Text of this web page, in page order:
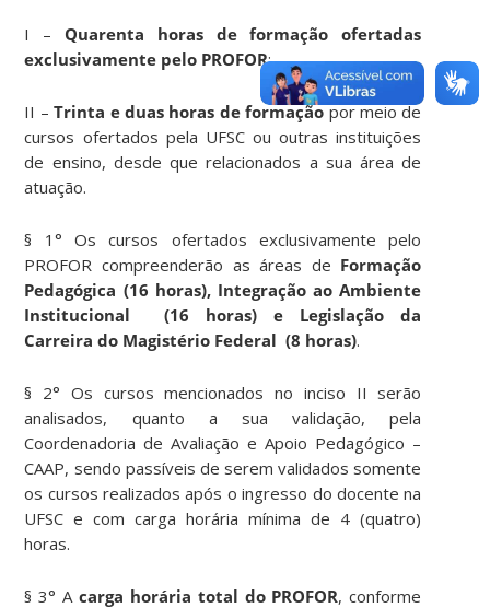
I – Quarenta horas de formação ofertadas
exclusivamente pelo PROFOR;
II –Trinta e duas horas de formaçãopor meio de
cursos ofertados pela UFSC ou outras instituições
de ensino, desde que relacionados a sua área de
atuação.
§ 1° Os cursos ofertados exclusivamente pelo
PROFOR compreenderão as áreas de Formação
Pedagógica (16 horas), Integração ao Ambiente
Institucional (16 horas) e Legislação da
Carreira do Magistério Federal (8 horas).
§ 2° Os cursos mencionados no inciso II serão
analisados, quanto a sua validação, pela
Coordenadoria de Avaliação e Apoio Pedagógico –
CAAP, sendo passíveis de serem validados somente
os cursos realizados após o ingresso do docente na
UFSC e com carga horária mínima de 4 (quatro)
horas.
§ 3° A carga horária total do PROFOR, conforme